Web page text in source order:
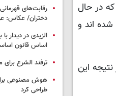
که در حال
اند و
این
رقابت‌های
دختران/ عکاس:
الزیدی در دیدار
اساس قانون
ترفند الشرع برای
هوش مصنوعی
طراحی کرد